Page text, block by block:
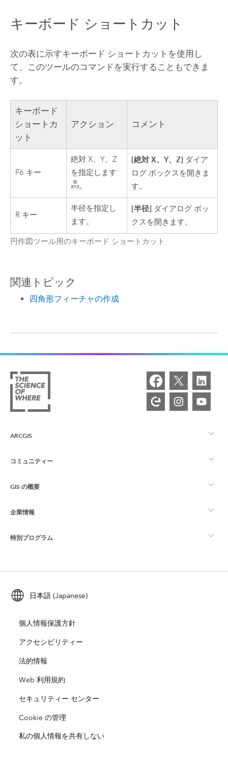
キーボード ショートカット
次の表に示すキーボード ショートカットを使用し
て、このツールのコマンドを実行することもできま
す。
キーボード
ショートカ
ット
アクション コメント
F6 キー
絶対 X、Y、Z
を指定します
。
[絶対 X、Y、Z] ダイア
ログ ボックスを開きま
す。
R キー
半径を指定し
ます。
[半径] ダイアログ ボッ
クスを開きます。
円作図ツール用のキーボード ショートカット
関連トピック
四角形フィーチャの作成
ARCGIS
ArcGIS の概要
マッピング
Esri ストア
コミュニティー
Esri Community
ArcGIS ブログ
Esri Young Professionals Network
GIS の概要
GIS とは
ロケーション インテリジェンス
トレーニング
ArcUser
ArcNews
ArcWatch
Esri ビデオ
企業情報
Esri について
採用情報
オープンビジョン
企業行動規範
サイトマップ
特別プログラム
ArcGIS for Student Use
自然保護
教育機関
人種的平等
日本語 (Japanese)
個人情報保護方針
アクセシビリティー
法的情報
Web 利用規約
セキュリティー センター
Cookie の管理
私の個人情報を共有しない